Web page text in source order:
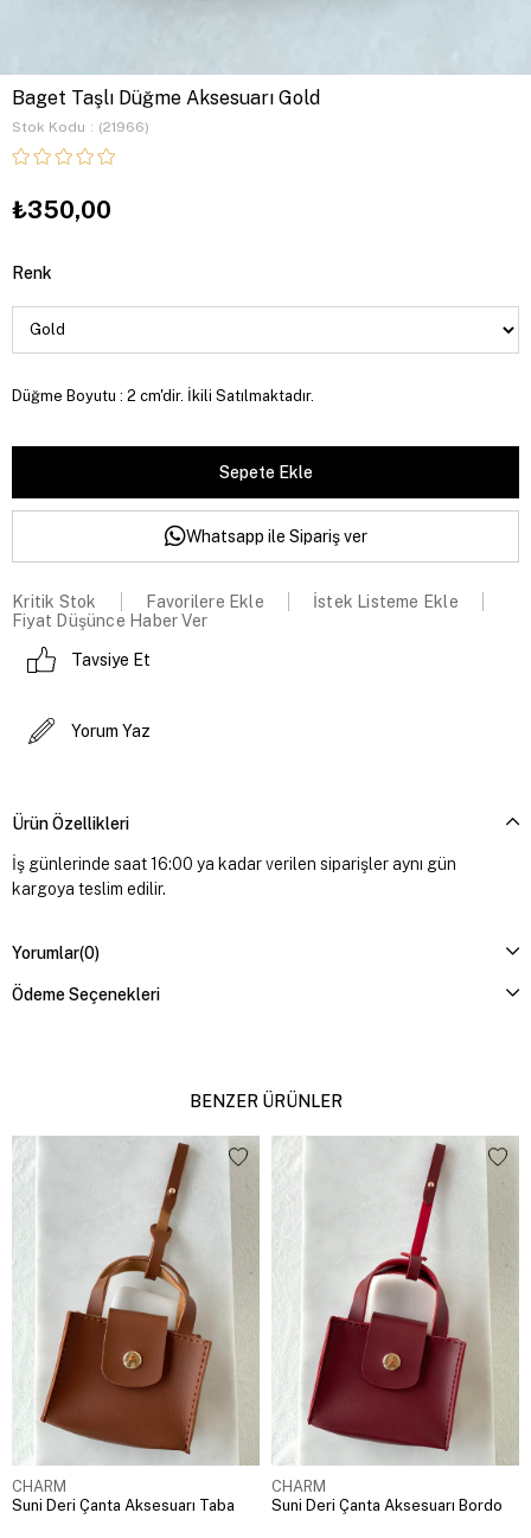
Baget Taşlı Düğme Aksesuarı Gold
Stok Kodu (21966)
₺350,00
Renk
Düğme Boyutu : 2 cm'dir. İkili Satılmaktadır.
Whatsapp ile Sipariş ver
Kritik Stok Favorilere Ekle
İstek Listeme Ekle
Fiyat Düşünce Haber Ver
Tavsiye Et
Yorum Yaz
Ürün Özellikleri
İş günlerinde saat 16:00 ya kadar verilen siparişler aynı gün
kargoya teslim edilir.
Yorumlar(0)
Ödeme Seçenekleri
BENZER ÜRÜNLER
CHARM
Suni Deri Çanta Aksesuarı Taba
CHARM
Suni Deri Çanta Aksesuarı Bordo